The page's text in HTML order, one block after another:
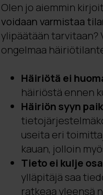
Olen jo aiemmin
voidaan varmistaa
ylipäätään tarvitaan?
ongelmaa
Häiriötä ei
häiriöstä ennen
Häiriön syyn
useita eri
kauan, jolloin
Tieto ei kulje
ylläpitäjä saa
ratkeaa yleensä